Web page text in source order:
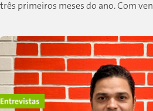
três primeiros meses do ano. Com